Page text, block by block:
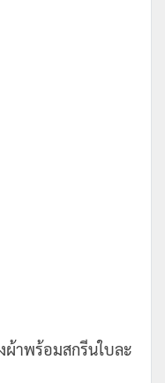
ผ้าพร้อมสกรีนใบละ